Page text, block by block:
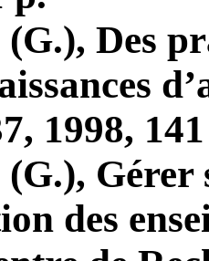
Des
1998,
Gérer
des